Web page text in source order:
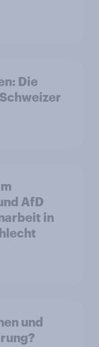
Die
AfD
in
und